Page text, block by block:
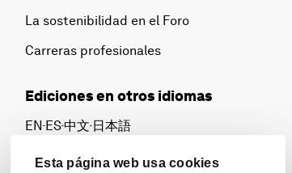
Esta página web usa cookies
La sostenibilidad en el Foro
Carreras profesionales
Ediciones en otros idiomas
EN▪ES▪中文▪ 日本語